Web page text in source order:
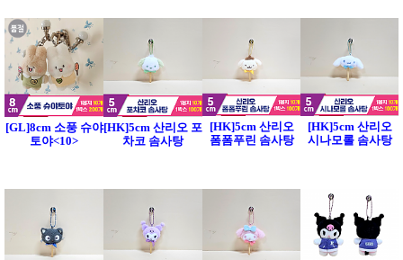
[GL]8cm 소풍 슈야
토야<10>
[HK]5cm 산리오 포
차코 솜사탕
[HK]5cm 산리오
폼폼푸린 솜사탕
[HK]5cm 산리오
시나모롤 솜사탕